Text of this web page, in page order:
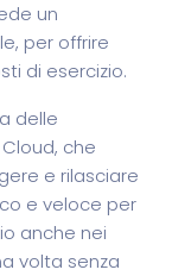
un
per offrire
di esercizio.
delle
che
e rilasciare
e veloce per
anche nei
volta senza